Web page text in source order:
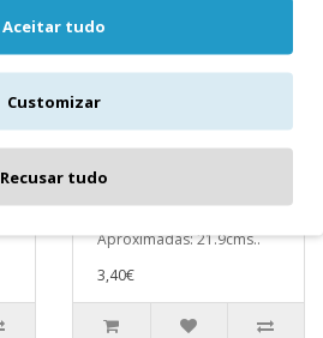
Pratos Teia de
Dourados
Aproximadas: 21.9cms..
3,40€
Aceitar tudo
Customizar
Recusar tudo